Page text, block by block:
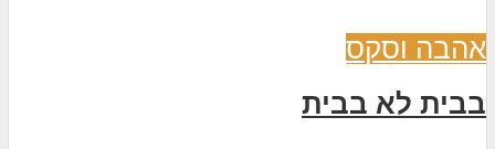
אהבה וסקס
בבית לא בבית